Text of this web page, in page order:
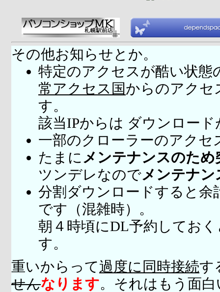
その他お知らせとか。
特定のアクセスが酷い状態
常アクセス国からのアクセ
す。
該当IPからは ダウンロー
一部のクローラーのアクセ
たまに メンテナンスのため
ツンデレなのでメンテナ
分割ダウンロードすると余
です（混雑時）。
朝４時頃にDL予約してお
す。
重いからって過度に同時接続す
せんなります。それはもう面